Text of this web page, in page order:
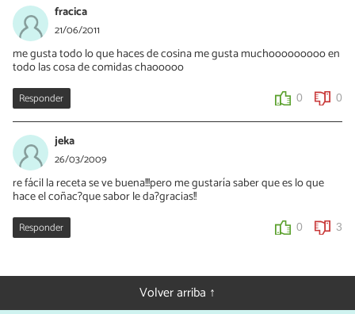
fracica
21/06/2011
me gusta todo lo que haces de cosina me gusta muchooooooooo en
todo las cosa de comidas chaooooo
Responder 0 0
jeka
26/03/2009
re fácil la receta se ve buena!!!pero me gustaría saber que es lo que
hace el coñac?que sabor le da?gracias!!
Responder 0 3
Volver arriba ↑